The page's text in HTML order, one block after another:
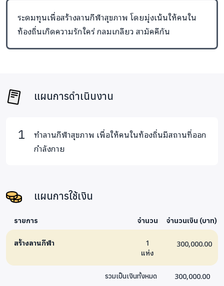
ระดมทุนเพื่อสร้างลานกีฬาสุขภาพ โดยมุ่งเน้นให้คนใน
ท้องถิ่นเกิดความรักใคร่ กลมเกลียว สามัคคีกัน
แผนการดำเนินงาน
ทำลานกีฬาสุขภาพ เพื่อให้คนในท้องถิ่นมีสถานที่ออก
กำลังกาย
แผนการใช้เงิน
รายการ จำนวน จำนวนเงิน (บาท)
สร้างลานกีฬา
1
แห่ง
300,000.00
รวมเป็นเงินทั้งหมด 300,000.00